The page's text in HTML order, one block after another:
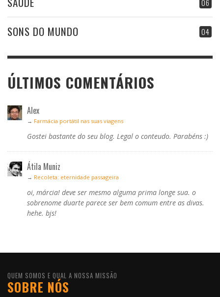
06
04
SONS DO MUNDO
ÚLTIMOS COMENTÁRIOS
Alex
→ Farmácia portátil nas suas viagens
Gostei bastante do seu blog. Legal o conteudo. Parabéns :)
Átila Muniz
→ Recoleta: eternidade passageira
oi, márcia! deve ser mesmo alguma prima longe sua. o
sobrenome duarte parece ser bem comum entre as divas.
hehe. bjs!
QUEM SOMOS E QUAL A NOSSA MISSÃO
SOBRE NÓS